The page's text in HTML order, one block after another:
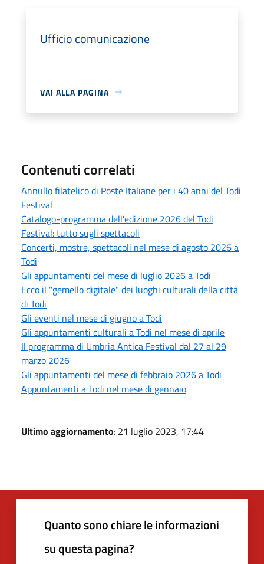
Ufficio comunicazione
VAI ALLA PAGINA
Contenuti correlati
Annullo filatelico di Poste Italiane per i 40 anni del Todi
Festival
Catalogo-programma dell'edizione 2026 del Todi
Festival: tutto sugli spettacoli
Concerti, mostre, spettacoli nel mese di agosto 2026 a
Todi
Gli appuntamenti del mese di luglio 2026 a Todi
Ecco il "gemello digitale" dei luoghi culturali della città
di Todi
Gli eventi nel mese di giugno a Todi
Gli appuntamenti culturali a Todi nel mese di aprile
Il programma di Umbria Antica Festival dal 27 al 29
marzo 2026
Gli appuntamenti del mese di febbraio 2026 a Todi
Appuntamenti a Todi nel mese di gennaio
Ultimo aggiornamento: 21 luglio 2023, 17:44
Quanto sono chiare le informazioni
su questa pagina?